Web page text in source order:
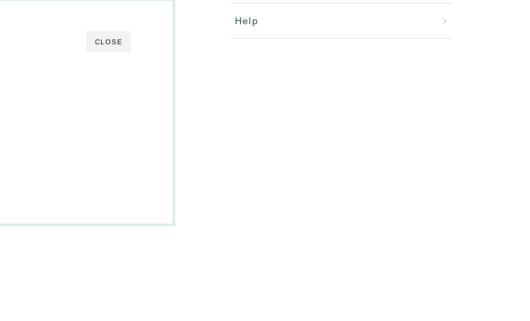
CLOSE
Help